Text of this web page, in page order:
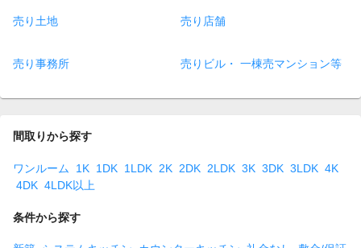
売り土地 売り店舗
売り事務所 売りビル・ 一棟売マンション等
間取りから探す
ワンルーム 1K 1DK 1LDK 2K 2DK 2LDK 3K 3DK 3LDK 4K
4DK 4LDK以上
条件から探す